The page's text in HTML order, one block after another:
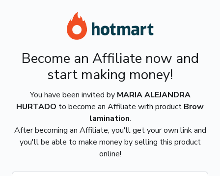
Become an Affiliate now and
start making money!
You have been invited by MARIA ALEJANDRA
HURTADO to become an Affiliate with product Brow
lamination.
After becoming an Affiliate, you'll get your own link and
you'll be able to make money by selling this product
online!